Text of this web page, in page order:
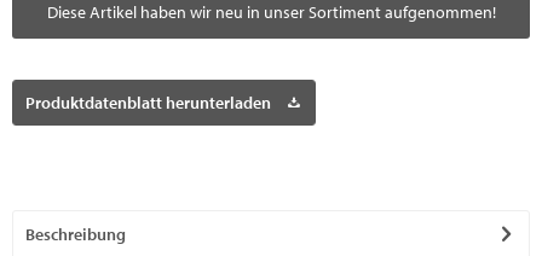
Diese Artikel haben wir neu in unser Sortiment aufgenommen!
Produktdatenblatt herunterladen
Beschreibung